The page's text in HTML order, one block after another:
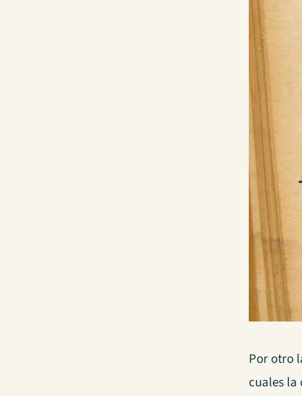
Por otro
cuales la